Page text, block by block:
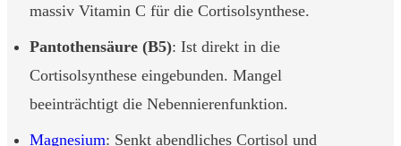
massiv Vitamin C für die Cortisolsynthese.
Pantothensäure (B5): Ist direkt in die
Cortisolsynthese eingebunden. Mangel
beeinträchtigt die Nebennierenfunktion.
Magnesium: Senkt abendliches Cortisol und